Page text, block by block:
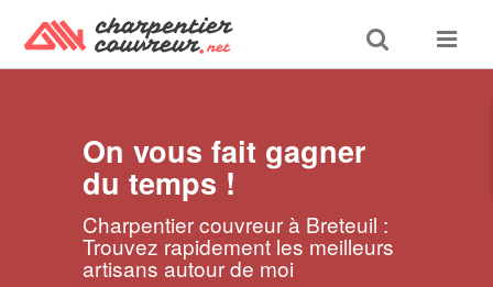
Toggle
search
Toggle
On vous fait gagner
du temps !
Charpentier couvreur à Breteuil :
Trouvez rapidement les meilleurs
artisans autour de moi